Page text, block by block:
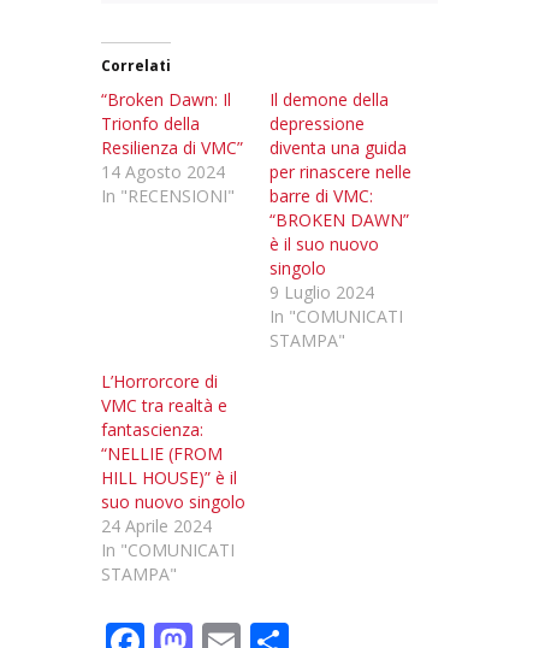
Correlati
“Broken Dawn: Il
Trionfo della
Resilienza di VMC”
14 Agosto 2024
In "RECENSIONI"
Il demone della
depressione
diventa una guida
per rinascere nelle
barre di VMC:
“BROKEN DAWN”
è il suo nuovo
singolo
9 Luglio 2024
In "COMUNICATI
STAMPA"
L’Horrorcore di
VMC tra realtà e
fantascienza:
“NELLIE (FROM
HILL HOUSE)” è il
suo nuovo singolo
24 Aprile 2024
In "COMUNICATI
STAMPA"